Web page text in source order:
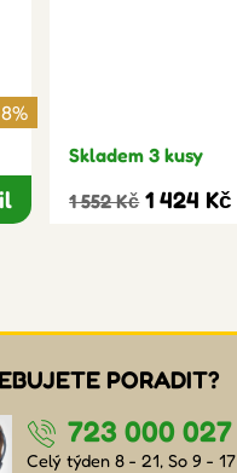
Skladem 3 kusy
1 552 Kč 1 424 Kč
PORADIT?
723 000 027
Celý týden 8 - 21, So 9 - 17